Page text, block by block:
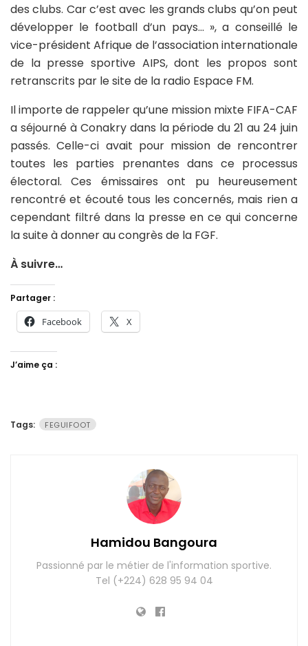
des clubs. Car c’est avec les grands clubs qu’on peut
développer le football d’un pays… », a conseillé le
vice-président Afrique de l’association internationale
de la presse sportive AIPS, dont les propos sont
retranscrits par le site de la radio Espace FM.
Il importe de rappeler qu’une mission mixte FIFA-CAF
a séjourné à Conakry dans la période du 21 au 24 juin
passés. Celle-ci avait pour mission de rencontrer
toutes les parties prenantes dans ce processus
électoral. Ces émissaires ont pu heureusement
rencontré et écouté tous les concernés, mais rien a
cependant filtré dans la presse en ce qui concerne
la suite à donner au congrès de la FGF.
À suivre…
Partager :
Facebook X
J’aime ça :
Tags: FEGUIFOOT
Hamidou Bangoura
Passionné par le métier de l'information sportive.
Tel (+224) 628 95 94 04